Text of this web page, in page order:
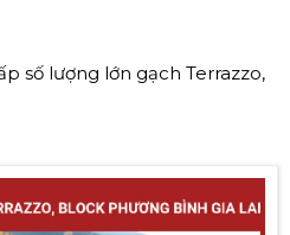
số lượng lớn gạch Terrazzo,